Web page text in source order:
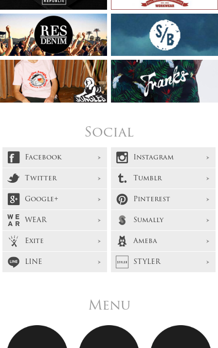
Social
Facebook
Instagram
Twitter
Tumblr
Google+
Pinterest
WEAR
Sumally
Exite
Ameba
LINE
STYLER
Menu